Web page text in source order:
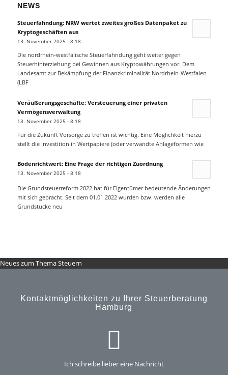
NEWS
Steuerfahndung: NRW wertet zweites großes Datenpaket zu
Kryptogeschäften aus
13. November 2025 - 8:18
Die nordrhein-westfälische Steuerfahndung geht weiter gegen
Steuerhinterziehung bei Gewinnen aus Kryptowährungen vor. Dem
Landesamt zur Bekämpfung der Finanzkriminalität Nordrhein-Westfalen
(LBF
Veräußerungsgeschäfte: Versteuerung einer privaten
Vermögensverwaltung
13. November 2025 - 8:18
Für die Zukunft Vorsorge zu treffen ist wichtig. Eine Möglichkeit hierzu
stellt die Investition in Wertpapiere (oder verwandte Anlageformen wie
Bodenrichtwert: Eine Frage der richtigen Zuordnung
13. November 2025 - 8:18
Die Grundsteuerreform 2022 hat für Eigentümer bedeutende Änderungen
mit sich gebracht. Seit dem 01.01.2022 wurden bzw. werden alle
Grundstücke neu
Neues zum Thema Steuern
Kontaktmöglichkeiten zu Ihrer Steuerberatung
Hamburg
Ich schreibe lieber eine Nachricht